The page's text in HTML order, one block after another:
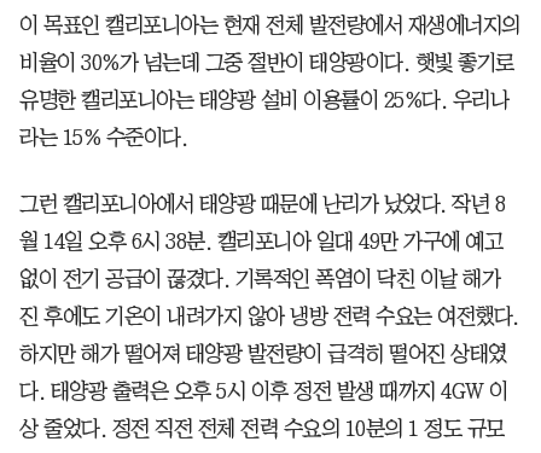
이 목표인 캘리포니아는 현재 전체 발전량에서 재생에너지의
비율이 30%가 넘는데 그중 절반이 태양광이다. 햇빛 좋기로
유명한 캘리포니아는 태양광 설비 이용률이 25%다. 우리나
라는 15% 수준이다.
그런 캘리포니아에서 태양광 때문에 난리가 났었다. 작년 8
월 14일 오후 6시 38분. 캘리포니아 일대 49만 가구에 예고
없이 전기 공급이 끊겼다. 기록적인 폭염이 닥친 이날 해가
진 후에도 기온이 내려가지 않아 냉방 전력 수요는 여전했다.
하지만 해가 떨어져 태양광 발전량이 급격히 떨어진 상태였
다. 태양광 출력은 오후 5시 이후 정전 발생 때까지 4GW 이
상 줄었다. 정전 직전 전체 전력 수요의 10분의 1 정도 규모